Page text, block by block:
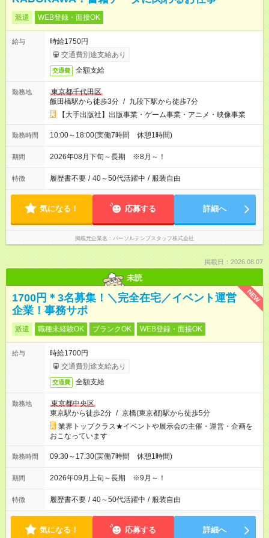
派遣 WEB登録・面接OK
給与
時給1750円
交通費別途支給あり
交通費 全額支給
勤務地
東京都千代田区
飯田橋駅から徒歩3分 / 九段下駅から徒歩7分
【大手出版社】出版事業・ゲーム事業・アニメ・映像事業
勤務時間 10:00～18:00(実働7時間 休憩1時間)
期間 2026年08月下旬～長期 ※8月～！
特徴 履歴書不要 / 40～50代活躍中 / 服装自由
気になる！ 応募する 詳細へ
掲載元企業名 パーソルテンプスタッフ株式会社
掲載日：2026.08.07
未読
NEW
1700円＊3名募集！＼完全在宅／イベント運営
企業！事務サポ
派遣 職種未経験OK ブランクOK WEB登録・面接OK
給与
時給1700円
交通費別途支給あり
交通費 全額支給
勤務地
東京都中央区
東京駅から徒歩2分 / 京橋(東京都)駅から徒歩5分
業界トップクラス★イベントや展示会の主催・運営・企画を
おこなっています
勤務時間 09:30～17:30(実働7時間 休憩1時間)
期間 2026年09月上旬～長期 ※9月～！
特徴 履歴書不要 / 40～50代活躍中 / 服装自由
気になる！ 応募する 詳細へ